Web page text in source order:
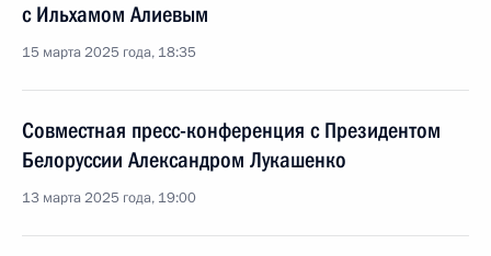
с Ильхамом Алиевым
15 марта 2025 года, 18:35
Совместная пресс-конференция с Президентом
Белоруссии Александром Лукашенко
13 марта 2025 года, 19:00